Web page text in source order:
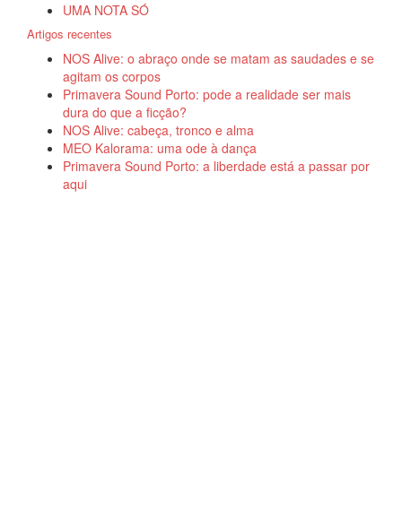
UMA NOTA SÓ
Artigos recentes
NOS Alive: o abraço onde se matam as saudades e se
agitam os corpos
Primavera Sound Porto: pode a realidade ser mais
dura do que a ficção?
NOS Alive: cabeça, tronco e alma
MEO Kalorama: uma ode à dança
Primavera Sound Porto: a liberdade está a passar por
aqui